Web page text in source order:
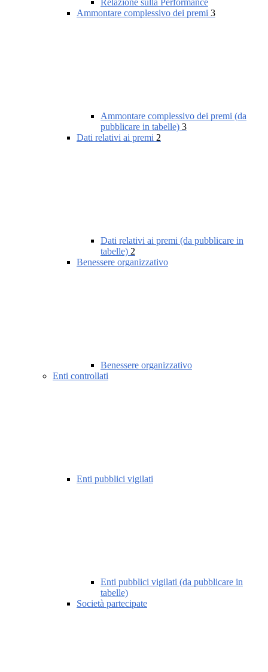
Relazione sulla Performance
Ammontare complessivo dei premi 3
Ammontare complessivo dei premi (da
pubblicare in tabelle) 3
Dati relativi ai premi 2
Dati relativi ai premi (da pubblicare in
tabelle) 2
Benessere organizzativo
Benessere organizzativo
Enti controllati
Enti pubblici vigilati
Enti pubblici vigilati (da pubblicare in
tabelle)
Società partecipate